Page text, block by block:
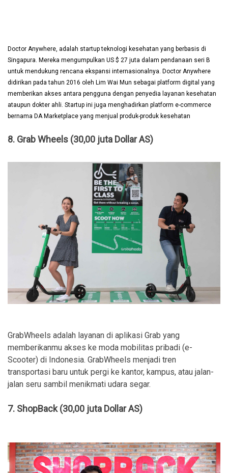
Doctor Anywhere, adalah startup teknologi kesehatan yang berbasis di
Singapura. Mereka mengumpulkan US $ 27 juta dalam pendanaan seri B
untuk mendukung rencana ekspansi internasionalnya. Doctor Anywhere
didirikan pada tahun 2016 oleh Lim Wai Mun sebagai platform digital yang
memberikan akses antara pengguna dengan penyedia layanan kesehatan
ataupun dokter ahli. Startup ini juga menghadirkan platform e-commerce
bernama DA Marketplace yang menjual produk-produk kesehatan
8. Grab Wheels (30,00 juta Dollar AS)
GrabWheels adalah layanan di aplikasi Grab yang
memberikanmu akses ke moda mobilitas pribadi (e-
Scooter) di Indonesia. GrabWheels menjadi tren
transportasi baru untuk pergi ke kantor, kampus, atau jalan-
jalan seru sambil menikmati udara segar.
7. ShopBack (30,00 juta Dollar AS)